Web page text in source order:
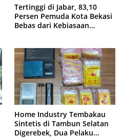
Tertinggi di Jabar, 83,10
Persen Pemuda Kota Bekasi
Bebas dari Kebiasaan
Home Industry Tembakau
Sintetis di Tambun Selatan
Digerebek, Dua Pelaku